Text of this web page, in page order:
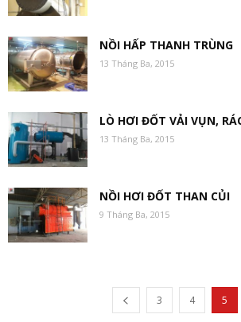
NỒI HẤP THANH TRÙNG
13 Tháng Ba, 2015
LÒ HƠI ĐỐT VẢI VỤN,
13 Tháng Ba, 2015
NỒI HƠI ĐỐT THAN CỦI
9 Tháng Ba, 2015
3 4 5